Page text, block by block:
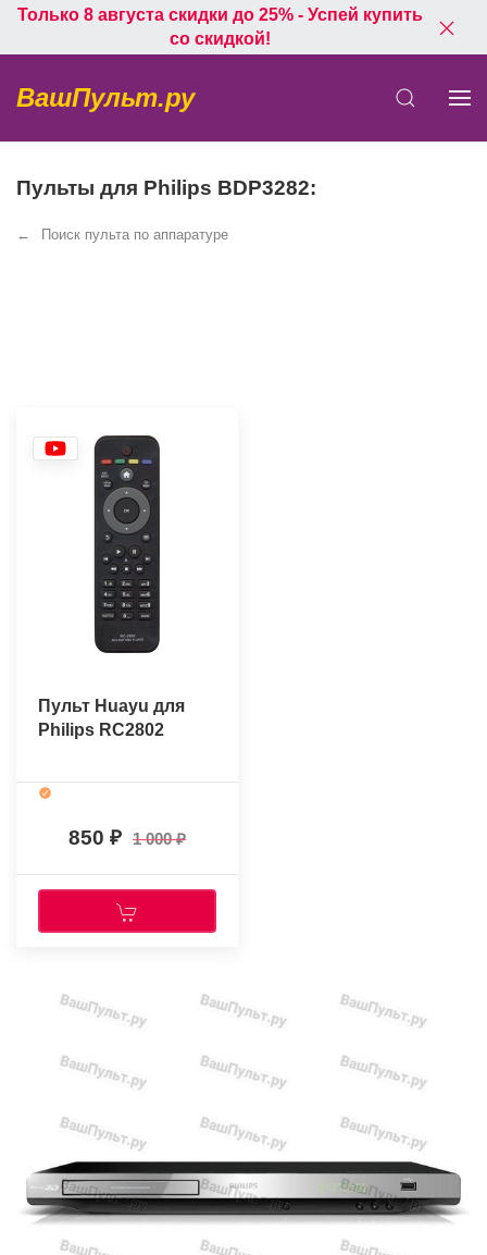
Только 8 августа скидки до 25% - Успей купить
со скидкой!
ВашПульт.ру
Пульты для Philips BDP3282:
Поиск пульта по аппаратуре
Пульт Huayu для
Philips RC2802
850 1 000